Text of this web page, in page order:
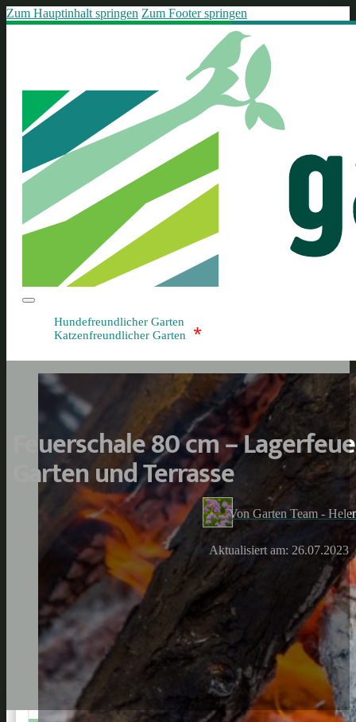
Zum Hauptinhalt springen Zum Footer springen
Hundefreundlicher Garten
Katzenfreundlicher Garten
*
Feuerschale 80 cm –
Garten und Terrasse
Von Garten Team -
Aktualisiert am: 26.07.2023